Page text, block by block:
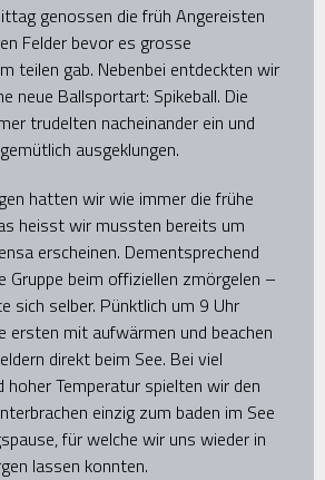
genossen die früh Angereisten
Felder bevor es grosse
teilen gab. Nebenbei entdeckten wir
neue Ballsportart: Spikeball. Die
trudelten nacheinander ein und
ausgeklungen.
hatten wir wie immer die frühe
heisst wir mussten bereits um
erscheinen. Dementsprechend
Gruppe beim offiziellen zmörgelen –
sich selber. Pünktlich um 9 Uhr
ersten mit aufwärmen und beachen
direkt beim See. Bei viel
hoher Temperatur spielten wir den
einzig zum baden im See
für welche wir uns wieder in
lassen konnten.